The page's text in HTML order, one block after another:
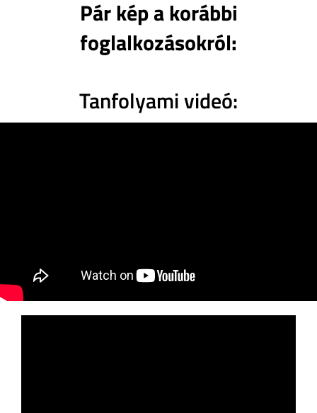
Pár kép a korábbi
foglalkozásokról:
Tanfolyami videó: